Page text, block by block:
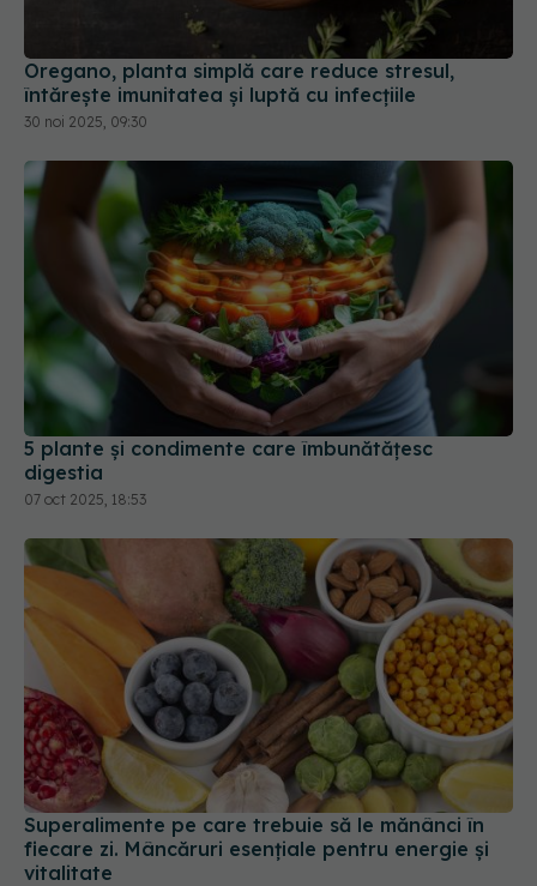
Oregano, planta simplă care reduce stresul,
întărește imunitatea și luptă cu infecțiile
30 noi 2025, 09:30
5 plante și condimente care îmbunătățesc
digestia
07 oct 2025, 18:53
Superalimente pe care trebuie să le mănânci în
fiecare zi. Mâncăruri esențiale pentru energie și
vitalitate